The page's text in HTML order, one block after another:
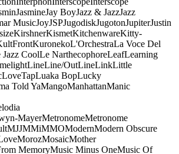
JasmineJay BoyJazz & JazzJazz
MusicJoyJSPJugodiskJugotonJupiterJustin
KirshnerKismetKitchenwareKitty-
KuronekoL'OrchestraLa Voce Del
Jazz CoolLe NarthecophoreLeafLearning
LineLine/OutLineLinkLittle
LoveTapLuaka BopLucky
Told YaMangoManhattanManic
MayerMetronomeMetronome
MJJMMiMMOModernModern Obscure
MorozMosaicMother
MemoryMusic Minus OneMusic Of